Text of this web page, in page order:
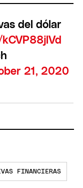
del dólar
21, 2020
FINANCIERAS